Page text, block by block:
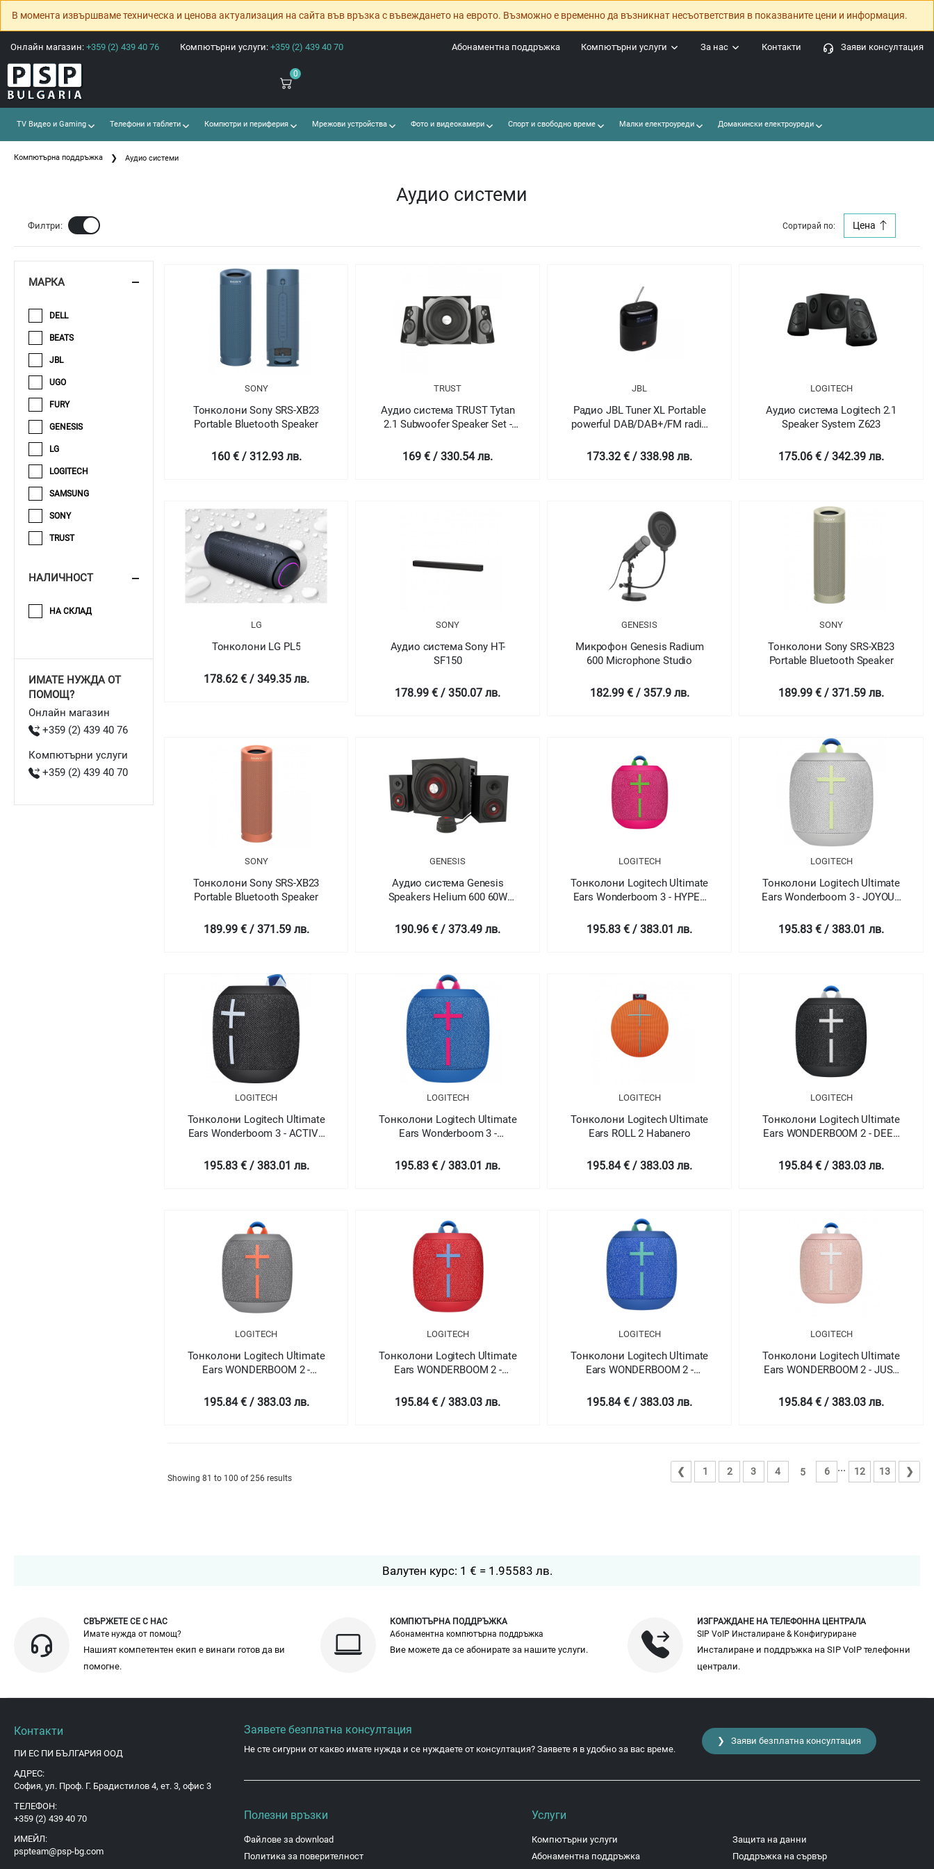
В момента извършваме техническа и ценова актуализация на сайта във връзка с въвеждането на еврото. Възможно е временно да възникнат несъответствия в показваните цени и информация.
Онлайн магазин: +359 (2) 439 40 76 Компютърни услуги: +359 (2) 439 40 70 Заяви консултация
Контакти
За нас
Компютърни услуги
Абонаментна поддръжка
0
TV Видео и Gaming Телефони и таблети Компютри и периферия Мрежови устройства Фото и видеокамери Спорт и свободно време Малки електроуреди Домакински електроуреди
Компютърна поддръжка Аудио системи
Аудио системи
Филтри: Ф Сортирай по: Цена
SONY
Тонколони Sony SRS-XB23
Portable Bluetooth Speaker
160 € / 312.93 лв.
TRUST
Аудио система TRUST Tytan
2.1 Subwoofer Speaker Set -
169 € / 330.54 лв.
JBL
Радио JBL Tuner XL Portable
powerful DAB/DAB+/FM radio
173.32 € / 338.98 лв.
LOGITECH
Аудио система Logitech 2.1
Speaker System Z623
175.06 € / 342.39 лв.
LG
Тонколони LG PL5
178.62 € / 349.35 лв.
SONY
Аудио система Sony HT-
SF150
178.99 € / 350.07 лв.
GENESIS
Микрофон Genesis Radium
600 Microphone Studio
182.99 € / 357.9 лв.
SONY
Тонколони Sony SRS-XB23
Portable Bluetooth Speaker
189.99 € / 371.59 лв.
SONY
Тонколони Sony SRS-XB23
Portable Bluetooth Speaker
189.99 € / 371.59 лв.
GENESIS
Аудио система Genesis
Speakers Helium 600 60W
Control
190.96 € / 373.49 лв.
LOGITECH
Тонколони Logitech Ultimate
Ears Wonderboom 3 - HYPER
195.83 € / 383.01 лв.
LOGITECH
Тонколони Logitech Ultimate
Ears Wonderboom 3 - JOYOUS
195.83 € / 383.01 лв.
LOGITECH
Тонколони Logitech Ultimate
Ears Wonderboom 3 - ACTIVE
195.83 € / 383.01 лв.
LOGITECH
Тонколони Logitech Ultimate
Ears Wonderboom 3 -
EMEA
195.83 € / 383.01 лв.
LOGITECH
Тонколони Logitech Ultimate
Ears ROLL 2 Habanero
195.84 € / 383.03 лв.
LOGITECH
Тонколони Logitech Ultimate
Ears WONDERBOOM 2 - DEEP
195.84 € / 383.03 лв.
LOGITECH
Тонколони Logitech Ultimate
Ears WONDERBOOM 2 -
195.84 € / 383.03 лв.
LOGITECH
Тонколони Logitech Ultimate
Ears WONDERBOOM 2 -
195.84 € / 383.03 лв.
LOGITECH
Тонколони Logitech Ultimate
Ears WONDERBOOM 2 -
195.84 € / 383.03 лв.
LOGITECH
Тонколони Logitech Ultimate
Ears WONDERBOOM 2 - JUST
195.84 € / 383.03 лв.
Showing 81 to 100 of 256 results
❮ 1 2 3 4 5 6 ... 12 13 ❯
МАРКА
DELL
BEATS
JBL
UGO
FURY
GENESIS
LG
LOGITECH
SAMSUNG
SONY
TRUST
НАЛИЧНОСТ
НА СКЛАД
ИМАТЕ НУЖДА ОТ
ПОМОЩ?
Онлайн магазин
+359 (2) 439 40 76
Компютърни услуги
+359 (2) 439 40 70
Валутен курс: 1 € = 1.95583 лв.
СВЪРЖЕТЕ СЕ С НАС
Имате нужда от помощ?
Нашият компетентен екип е винаги готов да ви
помогне.
КОМПЮТЪРНА ПОДДРЪЖКА
Абонаментна компютърна поддръжка
Вие можете да се абонирате за нашите услуги.
ИЗГРАЖДАНЕ НА ТЕЛЕФОННА ЦЕНТРАЛА
SIP VoIP Инсталиране & Конфигуриране
Инсталиране и поддръжка на SIP VoIP телефонни
централи.
Контакти
ПИ ЕС ПИ БЪЛГАРИЯ ООД
АДРЕС:
София, ул. Проф. Г. Брадистилов 4, ет. 3, офис 3
ТЕЛЕФОН:
+359 (2) 439 40 70
ИМЕЙЛ:
pspteam@psp-bg.com
Заявете безплатна консултация
Не сте сигурни от какво имате нужда и се нуждаете от консултация? Заявете я в удобно за вас време.
❯ Заяви безплатна консултация
Полезни връзки
Файлове за download
Политика за поверителност
Услуги
Компютърни услуги
Абонаментна поддръжка
Защита на данни
Поддръжка на сървър